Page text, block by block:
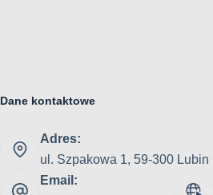
Dane kontaktowe
Adres:
ul. Szpakowa 1, 59-300 Lubin
Email: